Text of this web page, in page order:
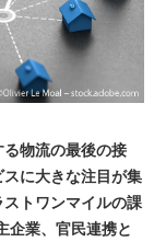
物流の最後の接
に大きな注目が集
トワンマイルの課
企業、官民連携と